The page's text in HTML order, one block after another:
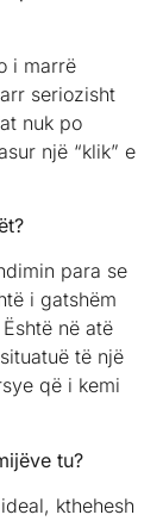
i marrë
seriozisht
nuk po
një “klik” e
para se
i gatshëm
në atë
të një
që i kemi
tu?
kthehesh